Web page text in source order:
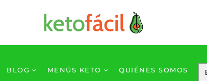
BLOG MENÚS KETO QUIÉNES SOMOS